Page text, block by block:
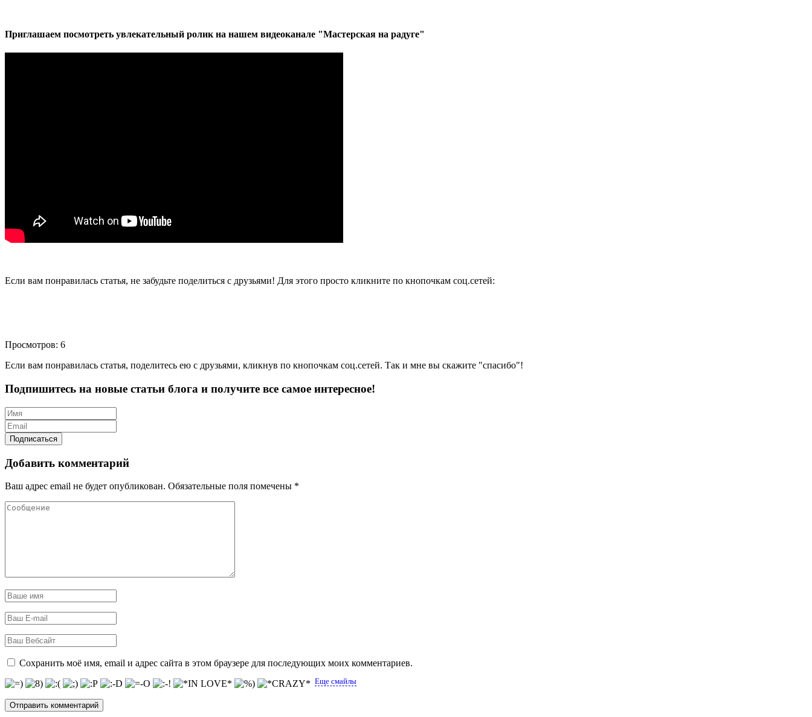
Приглашаем посмотреть увлекательный ролик на нашем видеоканале "Мастерская на радуге"
Если вам понравилась статья, не забудьте поделиться с друзьями! Для этого просто кликните по кнопочкам соц.сетей:
Просмотров: 6
Если вам понравилась статья, поделитесь ею с друзьями, кликнув по кнопочкам соц.сетей. Так и мне вы скажите "спасибо"!
Подпишитесь на новые статьи блога и получите все самое интересное!
Добавить комментарий
Ваш адрес email не будет опубликован. Обязательные поля помечены *
Сохранить моё имя, email и адрес сайта в этом браузере для последующих моих комментариев.
Еще смайлы